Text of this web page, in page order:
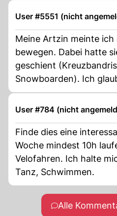
User #5551 (nicht
Meine Artzin meinte ich
bewegen. Dabei hatte
geschient
Snowboarden). Ich
Knie reichte, seither
nicht mehr
User #784 (nicht
Finde dies eine
Woche mindest 10h
Velofahren. Ich halte
Tanz, Schwimmen.
Alle